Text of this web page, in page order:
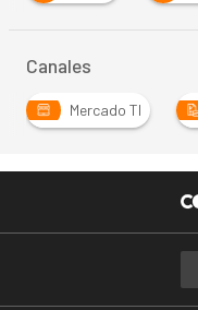
Canales
Mercado TI